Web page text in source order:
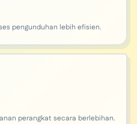
pengunduhan lebih efisien.
perangkat secara berlebihan.